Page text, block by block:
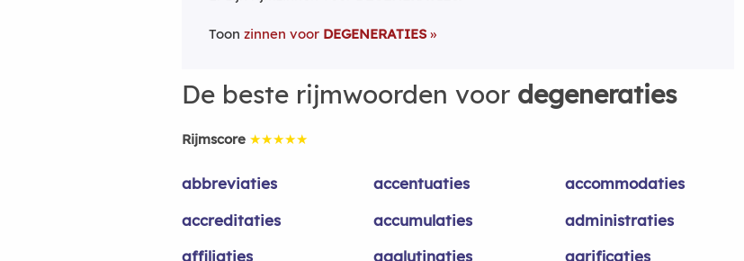
Toon zinnen voor DEGENERATIES
De beste rijmwoorden voor degeneraties
Rijmscore ★★★★★
abbreviaties accentuaties
accommodaties
accreditaties
accumulaties
administraties
affiliaties
agglutinaties
agrificaties